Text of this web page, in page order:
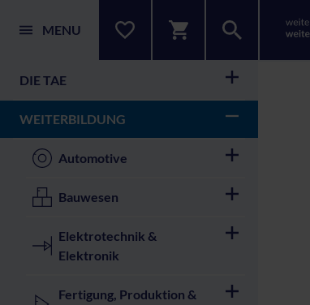
MENU
DIE TAE
WEITERBILDUNG
Automotive
Bauwesen
Elektrotechnik &
Elektronik
Fertigung, Produktion &